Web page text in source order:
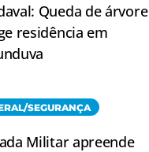
Queda de árvore
residência em
SEGURANÇA
Militar apreende